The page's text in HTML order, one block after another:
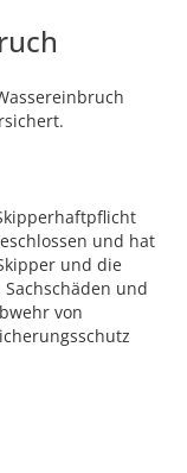
und hat
und die
und
von